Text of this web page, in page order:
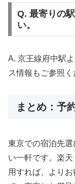
Q. 最寄りの
い。
A. 京王線府中駅
ス情報もご参照く
まとめ：予
東京での宿泊先
い一軒です。楽
用すれば、より